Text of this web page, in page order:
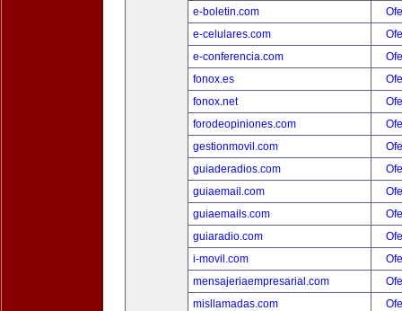
e-boletin.com
e-celulares.com
e-conferencia.com
fonox.es
fonox.net
forodeopiniones.com
gestionmovil.com
guiaderadios.com
guiaemail.com
guiaemails.com
guiaradio.com
i-movil.com
mensajeriaempresarial.com
misllamadas.com